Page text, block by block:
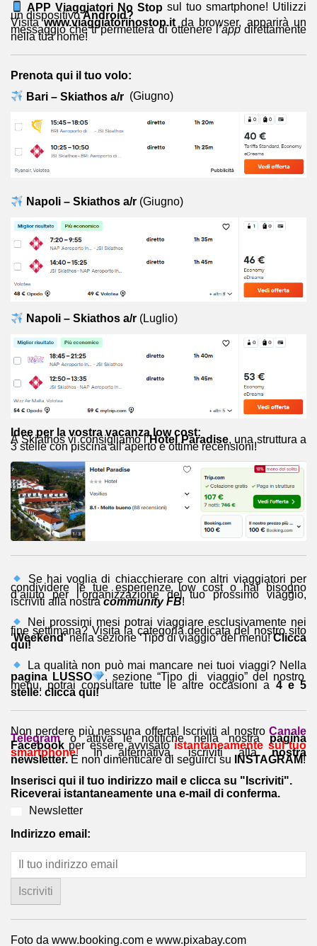
APP Viaggiatori No Stopsul tuo smartphone! Utilizzi
un dispositivoAndroid?
Visitawww.viaggiatorinostop.it da browser, apparirà un
messaggio che ti permetterà di ottenere l’appdirettamente
nella tua home!
Prenota qui il tuo volo:
Bari – Skiathos a/r (Giugno)
Napoli – Skiathos a/r (Giugno)
Napoli – Skiathos a/r (Luglio)
Idee per la vostra vacanza low cost:
A Skiathos vi consigliamo l’Hotel Paradise, una struttura a
3 stelle con piscina all’aperto e ottime recensioni!
Se hai voglia di chiacchierare con altri viaggiatori per
condividere le tue esperienze low cost o hai bisogno
d’aiuto per l’organizzazione del tuo prossimo viaggio,
iscriviti alla nostracommunity FB!
Nei prossimi mesi potrai viaggiare esclusivamente nei
fine settimana? Visita la categoria dedicata del nostro sito
‘Weekend‘ nella sezione ‘Tipo di viaggio’ del menu!Clicca
qui!
La qualità non può mai mancare nei tuoi viaggi? Nella
pagina LUSSO
, sezione “Tipo di viaggio” del nostro
menu, potrai consultare tutte le altre occasioni a 4 e 5
stelle: clicca qui!
Non perdere più nessuna offerta! Iscriviti al nostro Canale
Telegramo attiva le notifiche nella nostrapagina
Facebook per essere avvisatoistantaneamente sul tuo
smartphone!In alternativa, iscriviti allanostra
newsletter.E non dimenticare di seguirci su INSTAGRAM!
Inserisci qui il tuo indirizzo mail e clicca su "Iscriviti".
Riceverai istantaneamente una e-mail di conferma.
Newsletter
Indirizzo email:
Foto da www.booking.com e www.pixabay.com